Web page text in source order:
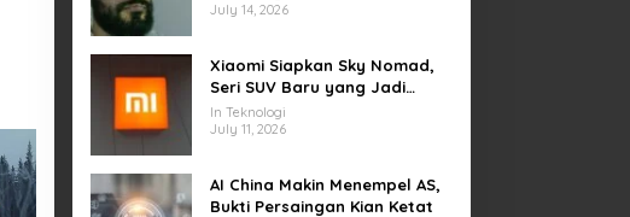
July 14, 2026
Xiaomi Siapkan Sky Nomad,
Seri SUV Baru yang Jadi
Sorotan Otomotif Dunia
In Teknologi
July 11, 2026
AI China Makin Menempel AS,
Bukti Persaingan Kian Ketat